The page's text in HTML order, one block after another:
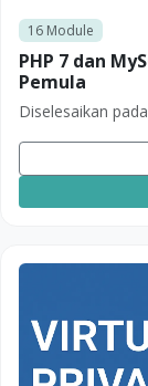
16Module
PHP 7 dan
Pemula
Diselesaikan